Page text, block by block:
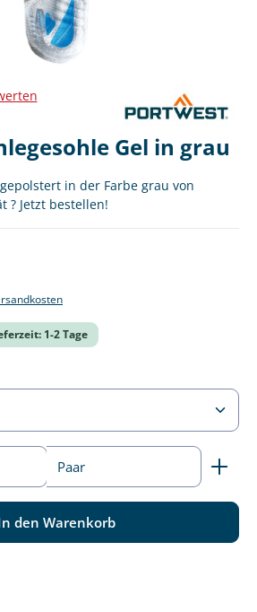
von 0 von 5 Sternen
Gel in grau
in der Farbe grau von
? Jetzt bestellen!
1-2 Tage
Gib den gewünschten Wert ein
Paar
den Warenkorb